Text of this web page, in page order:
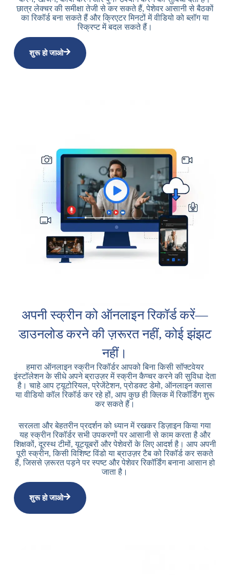
छात्र लेक्चर की समीक्षा तेजी से कर सकते हैं, पेशेवर आसानी से बैठकों
का रिकॉर्ड बना सकते हैं और क्रिएटर मिनटों में वीडियो को ब्लॉग या
स्क्रिप्ट में बदल सकते हैं।
शुरू हो जाओ
अपनी स्क्रीन को ऑनलाइन रिकॉर्ड करें—
डाउनलोड करने की ज़रूरत नहीं, कोई झंझट
नहीं।
हमारा ऑनलाइन स्क्रीन रिकॉर्डर आपको बिना किसी सॉफ्टवेयर
इंस्टॉलेशन के सीधे अपने ब्राउज़र में स्क्रीन कैप्चर करने की सुविधा देता
है। चाहे आप ट्यूटोरियल, प्रेजेंटेशन, प्रोडक्ट डेमो, ऑनलाइन क्लास
या वीडियो कॉल रिकॉर्ड कर रहे हों, आप कुछ ही क्लिक में रिकॉर्डिंग शुरू
कर सकते हैं।
सरलता और बेहतरीन प्रदर्शन को ध्यान में रखकर डिज़ाइन किया गया
यह स्क्रीन रिकॉर्डर सभी उपकरणों पर आसानी से काम करता है और
शिक्षकों, दूरस्थ टीमों, यूट्यूबरों और पेशेवरों के लिए आदर्श है। आप अपनी
पूरी स्क्रीन, किसी विशिष्ट विंडो या ब्राउज़र टैब को रिकॉर्ड कर सकते
हैं, जिससे ज़रूरत पड़ने पर स्पष्ट और पेशेवर रिकॉर्डिंग बनाना आसान हो
जाता है।
शुरू हो जाओ